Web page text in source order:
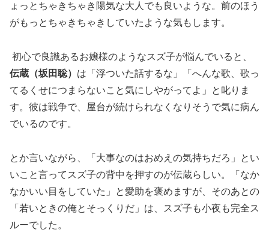
ょっとちゃきちゃき陽気な大人でも良いような。前のほう
がもっとちゃきちゃきしていたような気もします。
初心で良識あるお嬢様のようなスズ子が悩んでいると、
伝蔵（坂田聡） は「浮ついた話するな」「へんな歌、歌っ
てるくせにつまらないこと気にしやがってよ」と叱りま
す。彼は戦争で、屋台が続けられなくなりそうで気に病ん
でいるのです。
とか言いながら、「大事なのはおめえの気持ちだろ」とい
いこと言ってスズ子の背中を押すのが伝蔵らしい。「なか
なかいい目をしていた」と愛助を褒めますが、そのあとの
「若いときの俺とそっくりだ」は、スズ子も小夜も完全ス
ルーでした。